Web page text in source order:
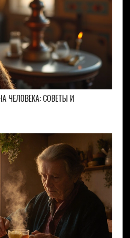
ЧЕЛОВЕКА: СОВЕТЫ И